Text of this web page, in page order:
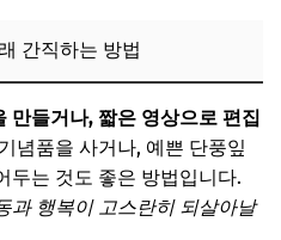
간직하는 방법
만들거나, 짧은 영상으로 편집
념품을 사거나, 예쁜 단풍잎
두는 것도 좋은 방법입니다.
과 행복이 고스란히 되살아날